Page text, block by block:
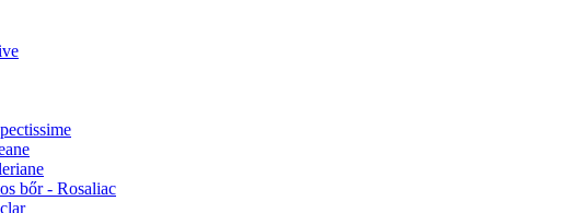
bőr - Rosaliac